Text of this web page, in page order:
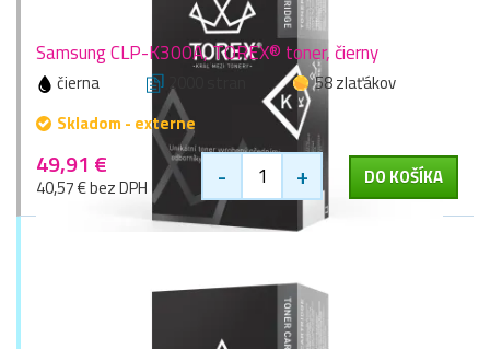
Samsung CLP-K300A, TOREX® toner, čierny
čierna 2000 stran
58 zlaťákov
Skladom - externe
49,91 €
40,57 € bez DPH - + DO KOŠÍKA